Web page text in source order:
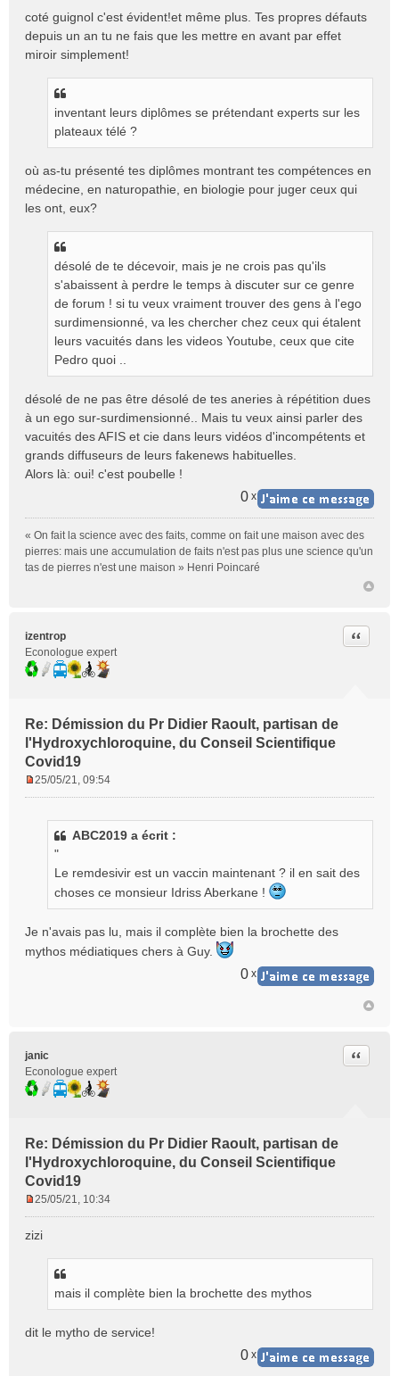
l
u
coté guignol c'est évident!et même plus. Tes propres défauts
depuis un an tu ne fais que les mettre en avant par effet
miroir simplement!
inventant leurs diplômes se prétendant experts sur les
plateaux télé ?
où as-tu présenté tes diplômes montrant tes compétences en
médecine, en naturopathie, en biologie pour juger ceux qui
les ont, eux?
désolé de te décevoir, mais je ne crois pas qu'ils
s'abaissent à perdre le temps à discuter sur ce genre
de forum ! si tu veux vraiment trouver des gens à l'ego
surdimensionné, va les chercher chez ceux qui étalent
leurs vacuités dans les videos Youtube, ceux que cite
Pedro quoi ..
désolé de ne pas être désolé de tes aneries à répétition dues
à un ego sur-surdimensionné.. Mais tu veux ainsi parler des
vacuités des AFIS et cie dans leurs vidéos d'incompétents et
grands diffuseurs de leurs fakenews habituelles.
Alors là: oui! c'est poubelle !
0 x
« On fait la science avec des faits, comme on fait une maison avec des
pierres: mais une accumulation de faits n'est pas plus une science qu'un
tas de pierres n'est une maison » Henri Poincaré
izentrop
Econologue expert
Re: Démission du Pr Didier Raoult, partisan de
l'Hydroxychloroquine, du Conseil Scientifique
Covid19
Citer
n
l
25/05/21, 09:54
ABC2019 a écrit :
"
Le remdesivir est un vaccin maintenant ? il en sait des
choses ce monsieur Idriss Aberkane !
Je n'avais pas lu, mais il complète bien la brochette des
mythos médiatiques chers à Guy.
0 x
janic
Econologue expert
Re: Démission du Pr Didier Raoult, partisan de
l'Hydroxychloroquine, du Conseil Scientifique
Covid19
Citer
s
o
25/05/21, 10:34
zizi
mais il complète bien la brochette des mythos
dit le mytho de service!
0 x